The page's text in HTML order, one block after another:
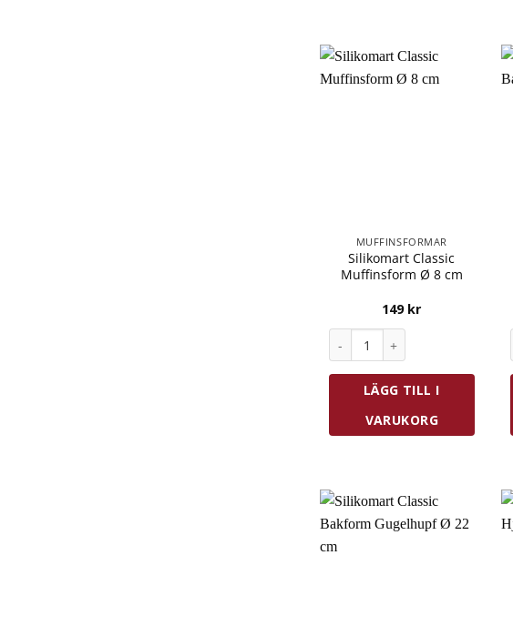
MUFFINSFORMAR
Silikomart Classic
Muffinsform Ø 8 cm
149 kr
LÄGG TILL I
VARUKORG